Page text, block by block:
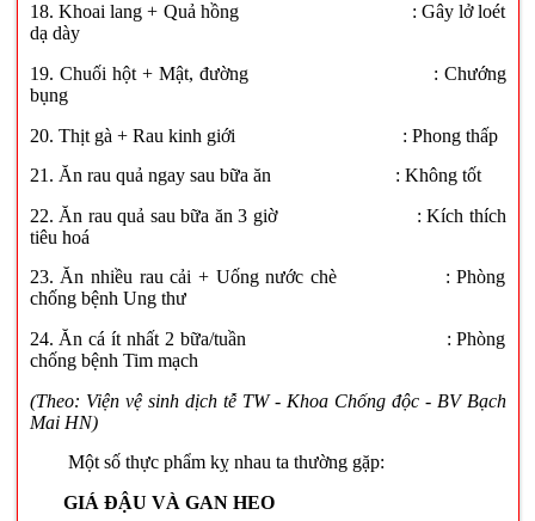
18. Khoai lang + Quả hồng : Gây lở loét
dạ dày
19. Chuối hột + Mật, đường : Chướng
bụng
20. Thịt gà + Rau kinh giới : Phong thấp
21. Ăn rau quả ngay sau bữa ăn : Không tốt
22. Ăn rau quả sau bữa ăn 3 giờ : Kích thích
tiêu hoá
23. Ăn nhiều rau cải + Uống nước chè : Phòng
chống bệnh Ung thư
24. Ăn cá ít nhất 2 bữa/tuần : Phòng
chống bệnh Tim mạch
(Theo: Viện vệ sinh dịch tễ TW - Khoa Chống độc - BV Bạch
Mai HN)
Một số thực phẩm kỵ nhau ta thường gặp:
GIÁ ĐẬU VÀ GAN HEO